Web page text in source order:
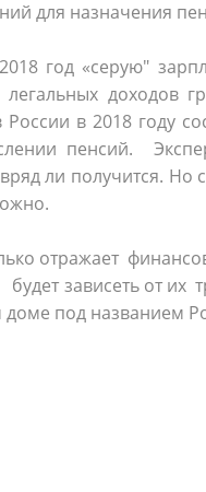
для назначения
год «серую"
легальных доходов
в 2018 году
пенсий.
ли получится. Но
отражает
зависеть от
под названием